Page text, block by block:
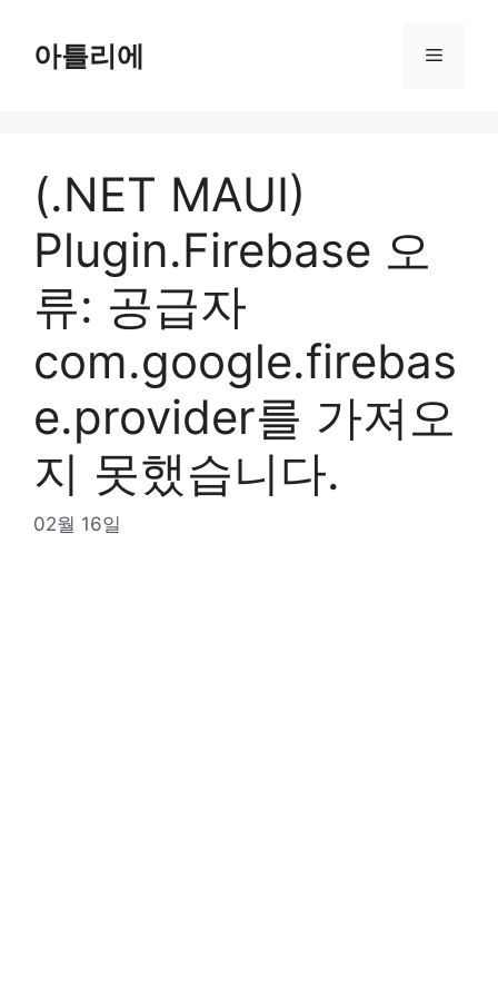
content아틀리에 Menu
(.NET MAUI)
Plugin.Firebase 오
류: 공급자
com.google.firebas
e.provider를 가져오
지 못했습니다.
02월 16일